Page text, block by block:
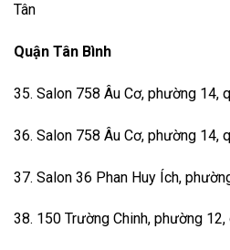
Tân
Quận Tân Bình
35. Salon 758 Âu Cơ, phường 14,
36. Salon 758 Âu Cơ, phường 14,
37. Salon 36 Phan Huy Ích,
38. 150 Trường Chinh, phường 12,